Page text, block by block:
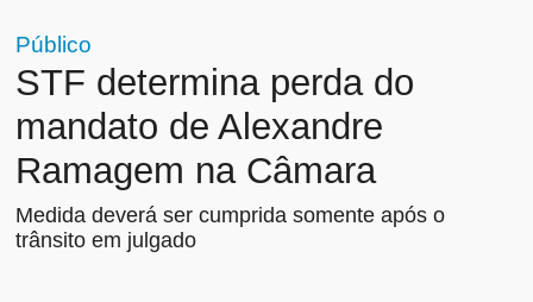
Público
STF determina perda do
mandato de Alexandre
Ramagem na Câmara
Medida deverá ser cumprida somente após o
trânsito em julgado